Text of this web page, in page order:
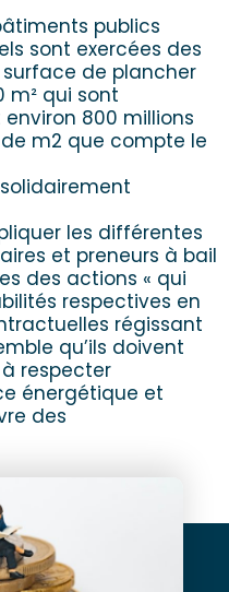
publics
sont exercées des
de plancher
m² qui sont
800 millions
m2 que compte le
les différentes
et preneurs à bail
des actions « qui
respectives en
régissant
qu’ils doivent
respecter
énergétique et
des